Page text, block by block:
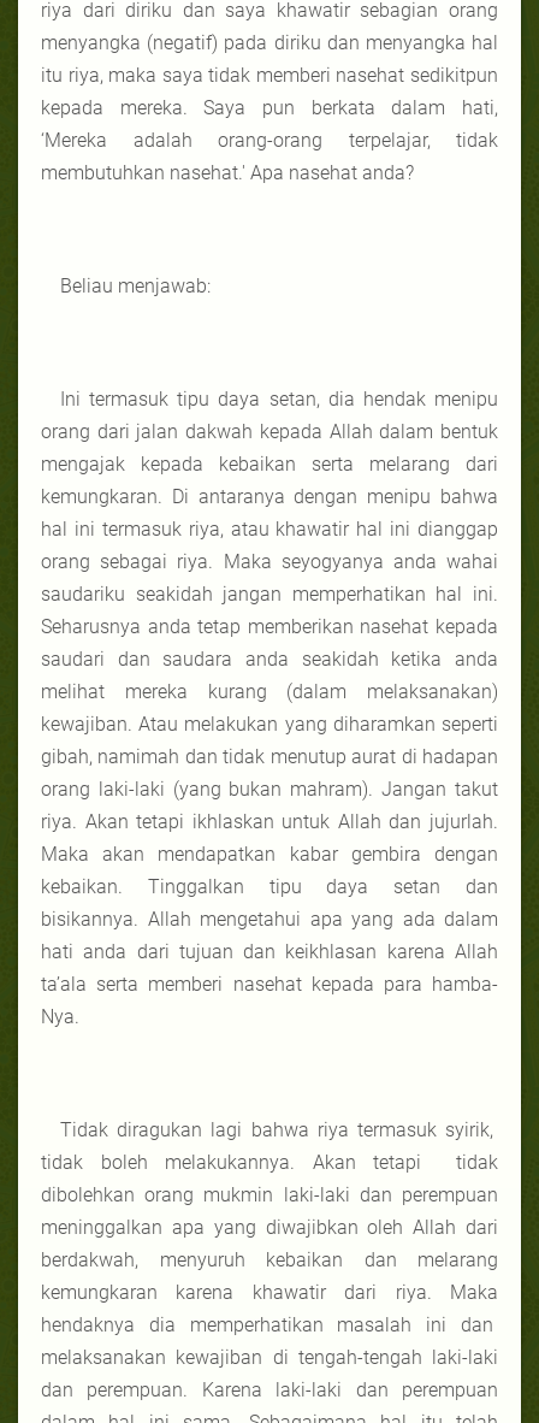
riya dari diriku dan saya khawatir sebagian orang
menyangka (negatif) pada diriku dan menyangka hal
itu riya, maka saya tidak memberi nasehat sedikitpun
kepada mereka. Saya pun berkata dalam hati,
‘Mereka adalah orang-orang terpelajar, tidak
membutuhkan nasehat.' Apa nasehat anda?
Beliau menjawab:
Ini termasuk tipu daya setan, dia hendak menipu
orang dari jalan dakwah kepada Allah dalam bentuk
mengajak kepada kebaikan serta melarang dari
kemungkaran. Di antaranya dengan menipu bahwa
hal ini termasuk riya, atau khawatir hal ini dianggap
orang sebagai riya. Maka seyogyanya anda wahai
saudariku seakidah jangan memperhatikan hal ini.
Seharusnya anda tetap memberikan nasehat kepada
saudari dan saudara anda seakidah ketika anda
melihat mereka kurang (dalam melaksanakan)
kewajiban. Atau melakukan yang diharamkan seperti
gibah, namimah dan tidak menutup aurat di hadapan
orang laki-laki (yang bukan mahram). Jangan takut
riya. Akan tetapi ikhlaskan untuk Allah dan jujurlah.
Maka akan mendapatkan kabar gembira dengan
kebaikan. Tinggalkan tipu daya setan dan
bisikannya. Allah mengetahui apa yang ada dalam
hati anda dari tujuan dan keikhlasan karena Allah
ta’ala serta memberi nasehat kepada para hamba-
Nya.
Tidak diragukan lagi bahwa riya termasuk syirik,
tidak boleh melakukannya. Akan tetapi tidak
dibolehkan orang mukmin laki-laki dan perempuan
meninggalkan apa yang diwajibkan oleh Allah dari
berdakwah, menyuruh kebaikan dan melarang
kemungkaran karena khawatir dari riya. Maka
hendaknya dia memperhatikan masalah ini dan
melaksanakan kewajiban di tengah-tengah laki-laki
dan perempuan. Karena laki-laki dan perempuan